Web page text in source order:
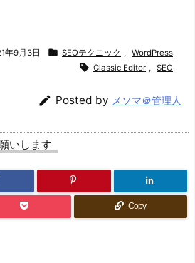
年9月3日  SEOテクニック , WordPress
 Classic Editor , SEO
 Posted by メソマ＠管理人
いします
Copy